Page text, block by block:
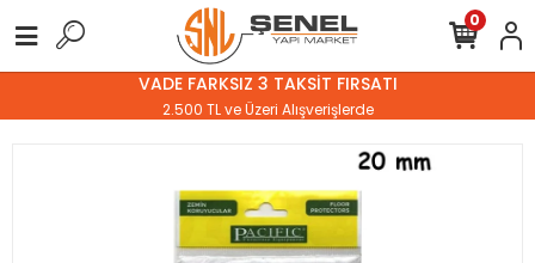
VADE FARKSIZ 3 TAKSİT FIRSATI
2.500 TL ve Üzeri Alışverişlerde
0